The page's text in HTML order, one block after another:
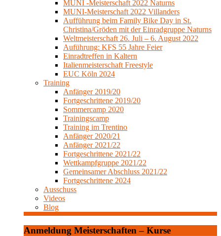
MUNI -Meisterschaft 2022 Naturns
MUNI-Meisterschaft 2022 Villanders
Aufführung beim Family Bike Day in St.
Christina/Gröden mit der Einradgruppe Naturns
Weltmeisterschaft 26. Juli – 6. August 2022
Auführung: KFS 55 Jahre Feier
Einradtreffen in Kaltern
Italienmeisterschaft Freestyle
EUC Köln 2024
Training
Anfänger 2019/20
Fortgeschrittene 2019/20
Sommercamp 2020
Trainingscamp
Training im Trentino
Anfänger 2020/21
Anfänger 2021/22
Fortgeschrittene 2021/22
Wettkampfgruppe 2021/22
Gemeinsamer Abschluss 2021/22
Fortgeschrittene 2024
Ausschuss
Videos
Blog
Anmeldung Meisterschaften – Kurse